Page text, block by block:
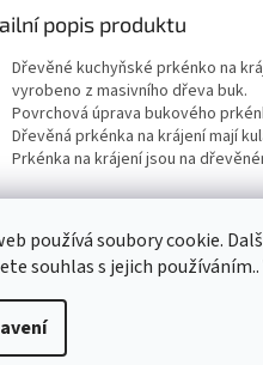
používá soubory cookie.
souhlas s jejich
popis produktu
Dřevěné kuchyňské prkénko na
vyrobeno z masivního dřeva buk.
Povrchová úprava bukového
Dřevěná prkénka na krájení mají
Prkénka na krájení jsou na